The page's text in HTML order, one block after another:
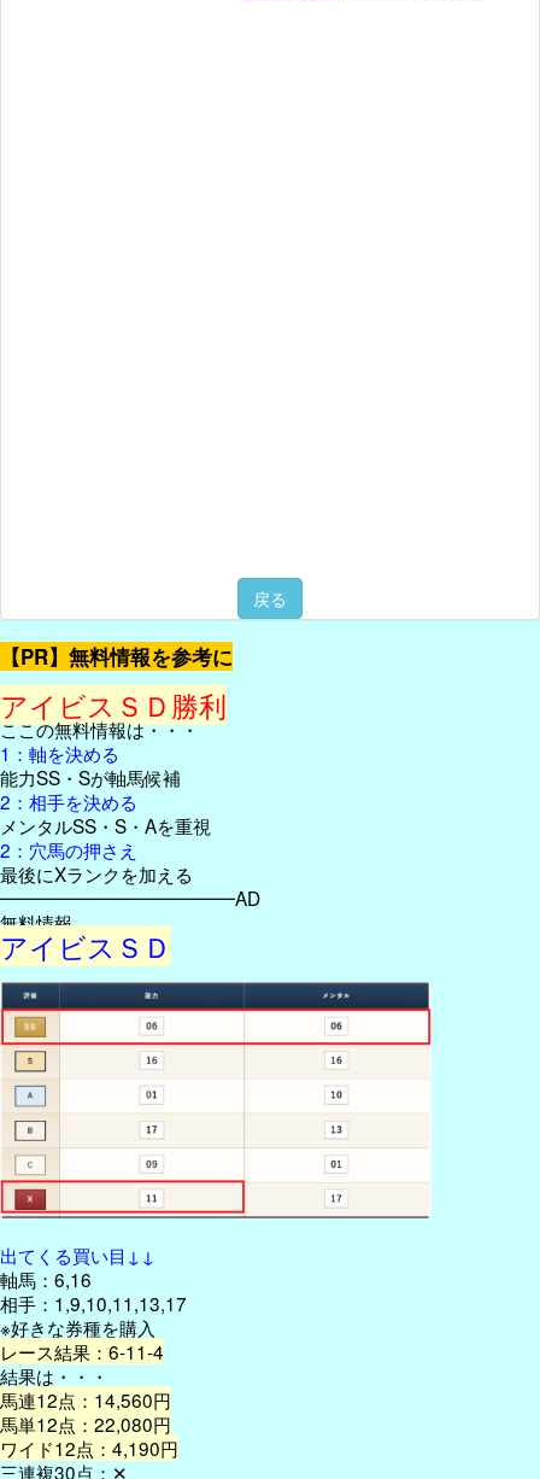
戻る
【PR】無料情報を参考に
アイビスＳＤ勝利
ここの無料情報は・・・
1：軸を決める
能力SS・Sが軸馬候補
2：相手を決める
メンタルSS・S・Aを重視
2：穴馬の押さえ
最後にXランクを加える
━━━━━━━━━━━━━AD
無料情報
アイビスＳＤ
出てくる買い目↓↓
軸馬：6,16
相手：1,9,10,11,13,17
※好きな券種を購入
レース結果：6-11-4
結果は・・・
馬連12点：14,560円
馬単12点：22,080円
ワイド12点：4,190円
三連複30点：✕